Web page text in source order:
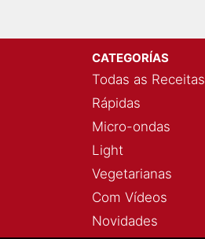
CATEGORÍAS
Todas as Receitas
Rápidas
Micro-ondas
Light
Vegetarianas
Com Vídeos
Novidades